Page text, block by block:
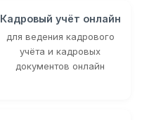
Кадровый учёт онлайн
для ведения кадрового
учёта и кадровых
документов онлайн